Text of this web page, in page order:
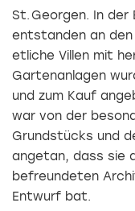
St. Georgen. In
entstanden an
etliche Villen mit
Gartenanlagen
und zum Kauf
war von der
Grundstücks und
angetan, dass sie
befreundeten
Entwurf bat.